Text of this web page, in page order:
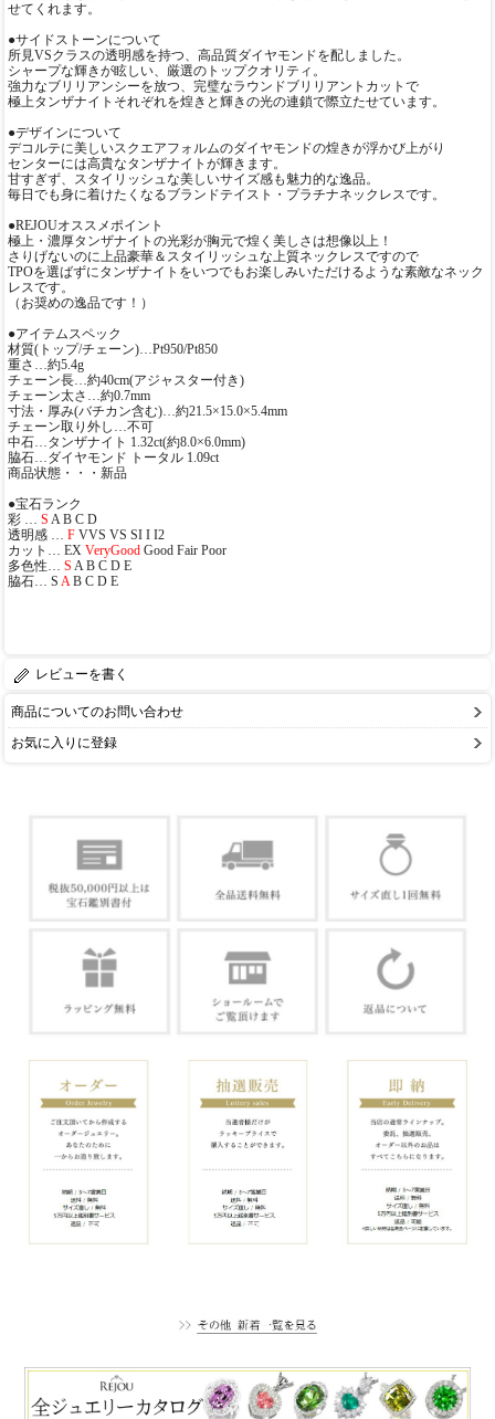
せてくれます。
●サイドストーンについて
所見VSクラスの透明感を持つ、高品質ダイヤモンドを配しました。
シャープな輝きが眩しい、厳選のトップクオリティ。
強力なブリリアンシーを放つ、完璧なラウンドブリリアントカットで
極上タンザナイトそれぞれを煌きと輝きの光の連鎖で際立たせています。
●デザインについて
デコルテに美しいスクエアフォルムのダイヤモンドの煌きが浮かび上がり
センターには高貴なタンザナイトが輝きます。
甘すぎず、スタイリッシュな美しいサイズ感も魅力的な逸品。
毎日でも身に着けたくなるブランドテイスト・プラチナネックレスです。
●REJOUオススメポイント
極上・濃厚タンザナイトの光彩が胸元で煌く美しさは想像以上！
さりげないのに上品豪華＆スタイリッシュな上質ネックレスですので
TPOを選ばずにタンザナイトをいつでもお楽しみいただけるような素敵なネック
レスです。
（お奨めの逸品です！）
●アイテムスペック
材質(トップ/チェーン)…Pt950/Pt850
重さ…約5.4g
チェーン長…約40cm(アジャスター付き)
チェーン太さ…約0.7mm
寸法・厚み(バチカン含む)…約21.5×15.0×5.4mm
チェーン取り外し…不可
中石…タンザナイト 1.32ct(約8.0×6.0mm)
脇石…ダイヤモンド トータル 1.09ct
商品状態・・・新品
●宝石ランク
彩 … S A B C D
透明感 … F VVS VS SI I I2
カット… EX VeryGood Good Fair Poor
多色性… S A B C D E
脇石… S AB C D E
レビューを書く
商品についてのお問い合わせ
お気に入りに登録